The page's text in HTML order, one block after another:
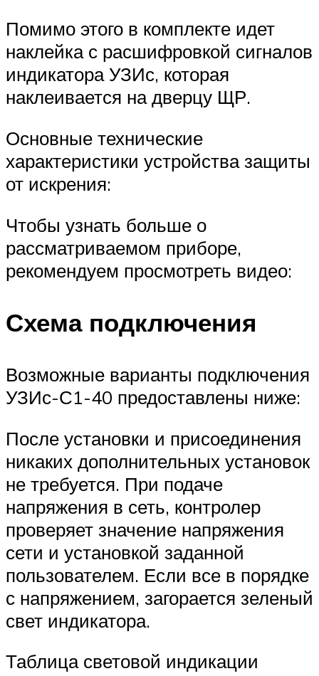
Помимо этого в комплекте идет
наклейка с расшифровкой сигналов
индикатора УЗИс, которая
наклеивается на дверцу ЩР.
Основные технические
характеристики устройства защиты
от искрения:
Чтобы узнать больше о
рассматриваемом приборе,
рекомендуем просмотреть видео:
Схема подключения
Возможные варианты подключения
УЗИс-С1-40 предоставлены ниже:
После установки и присоединения
никаких дополнительных установок
не требуется. При подаче
напряжения в сеть, контролер
проверяет значение напряжения
сети и установкой заданной
пользователем. Если все в порядке
с напряжением, загорается зеленый
свет индикатора.
Таблица световой индикации